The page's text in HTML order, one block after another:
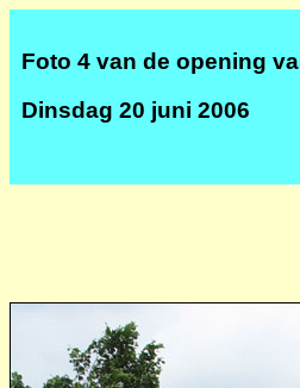
Foto 4 van de opening
Dinsdag 20 juni 2006